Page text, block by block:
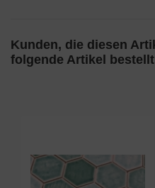
Kunden, die diesen
folgende Artikel